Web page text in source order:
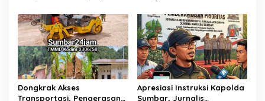
Ziarah Rombongan di TMP
Tatura PALU
Menghubungkan Dua
Tepian
Dongkrak Akses
Transportasi, Pengerasan
Apresiasi Instruksi Kapolda
Sumbar, Jurnalis